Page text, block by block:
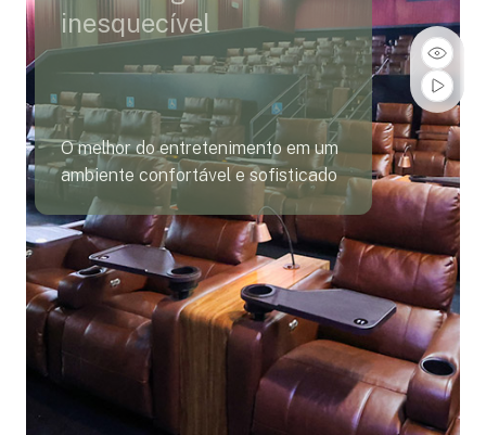
inesquecível
O melhor do entretenimento em um
ambiente confortável e sofisticado